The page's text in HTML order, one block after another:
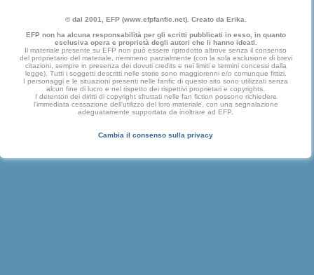
© dal 2001, EFP (www.efpfanfic.net). Creato da Erika.
EFP non ha alcuna responsabilità per gli scritti pubblicati in esso, in quanto
esclusiva opera e proprietà degli autori che li hanno ideati.
Il materiale presente su EFP non può essere riprodotto altrove senza il consenso
del proprietario del materiale, nemmeno parzialmente (con la sola esclusione di brevi
citazioni, sempre in presenza dei dovuti credits e nei limiti e termini concessi dalla
legge). Tutti i soggetti descritti nelle storie sono maggiorenni e/o comunque fittizi.
I personaggi e le situazioni presenti nelle fanfic di questo sito sono utilizzati senza
alcun fine di lucro e nel rispetto dei rispettivi proprietari e copyrights.
I detentori dei diritti di copyright sfruttati nelle fan fiction possono richiedere
l'immediata cessazione dell'utilizzo del loro materiale, con una segnalazione
adeguatamente supportata da inoltrare ad EFP.
Cambia il consenso sulla privacy